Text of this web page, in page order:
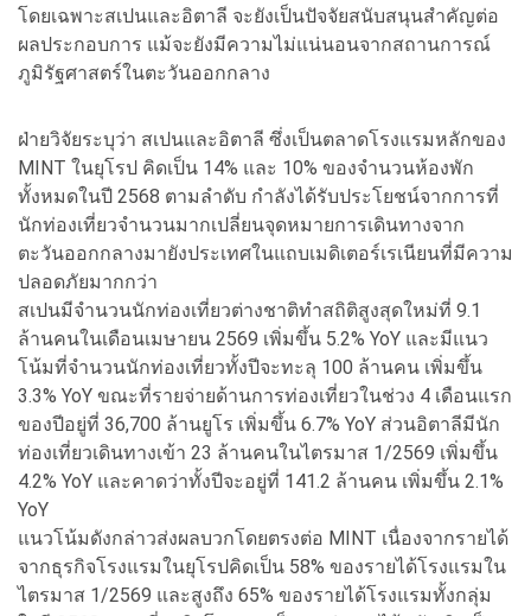
โดยเฉพาะสเปนและอิตาลี จะยังเป็นปัจจัยสนับสนุนสำคัญต่อ
ผลประกอบการ แม้จะยังมีความไม่แน่นอนจากสถานการณ์
ภูมิรัฐศาสตร์ในตะวันออกกลาง
ฝ่ายวิจัยระบุว่า สเปนและอิตาลี ซึ่งเป็นตลาดโรงแรมหลักของ
MINT ในยุโรป คิดเป็น 14% และ 10% ของจำนวนห้องพัก
ทั้งหมดในปี 2568 ตามลำดับ กำลังได้รับประโยชน์จากการที่
นักท่องเที่ยวจำนวนมากเปลี่ยนจุดหมายการเดินทางจาก
ตะวันออกกลางมายังประเทศในแถบเมดิเตอร์เรเนียนที่มีความ
ปลอดภัยมากกว่า
สเปนมีจำนวนนักท่องเที่ยวต่างชาติทำสถิติสูงสุดใหม่ที่ 9.1
ล้านคนในเดือนเมษายน 2569 เพิ่มขึ้น 5.2% YoY และมีแนว
โน้มที่จำนวนนักท่องเที่ยวทั้งปีจะทะลุ 100 ล้านคน เพิ่มขึ้น
3.3% YoY ขณะที่รายจ่ายด้านการท่องเที่ยวในช่วง 4 เดือนแรก
ของปีอยู่ที่ 36,700 ล้านยูโร เพิ่มขึ้น 6.7% YoY ส่วนอิตาลีมีนัก
ท่องเที่ยวเดินทางเข้า 23 ล้านคนในไตรมาส 1/2569 เพิ่มขึ้น
4.2% YoY และคาดว่าทั้งปีจะอยู่ที่ 141.2 ล้านคน เพิ่มขึ้น 2.1%
YoY
แนวโน้มดังกล่าวส่งผลบวกโดยตรงต่อ MINT เนื่องจากรายได้
จากธุรกิจโรงแรมในยุโรปคิดเป็น 58% ของรายได้โรงแรมใน
ไตรมาส 1/2569 และสูงถึง 65% ของรายได้โรงแรมทั้งกลุ่ม